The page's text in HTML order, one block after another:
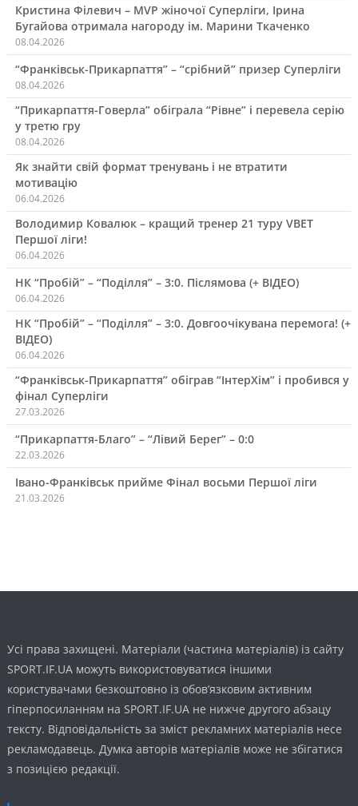
Кристина Філевич – MVP жіночої Суперліги, Ірина
Бугайова отримала нагороду ім. Марини Ткаченко
08.04.2026
“Франківськ-Прикарпаття” – “срібний” призер Суперліги
08.04.2026
“Прикарпаття-Говерла” обіграла “Рівне” і перевела серію
у третю гру
08.04.2026
Як знайти свій формат тренувань і не втратити
мотивацію
06.04.2026
Володимир Ковалюк – кращий тренер 21 туру VBET
Першої ліги!
06.04.2026
НК “Пробій” – “Поділля” – 3:0. Післямова (+ ВІДЕО)
06.04.2026
НК “Пробій” – “Поділля” – 3:0. Довгоочікувана перемога! (+
ВІДЕО)
06.04.2026
“Франківськ-Прикарпаття” обіграв “ІнтерХім” і пробився у
фінал Суперліги
27.03.2026
“Прикарпаття-Благо” – “Лівий Берег” – 0:0
22.03.2026
Івано-Франківськ прийме Фінал восьми Першої ліги
21.03.2026
Усі права захищені. Матеріали (частина матеріалів) із сайту
SPORT.IF.UA можуть використовуватися іншими
користувачами безкоштовно із обов’язковим активним
гіперпосиланням на SPORT.IF.UA не нижче другого абзацу
тексту. Відповідальність за зміст рекламних матеріалів несе
рекламодавець. Думка авторів матеріалів може не збігатися
з позицією редакції.